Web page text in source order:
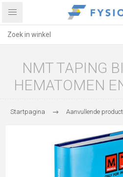
NMT TAPING
HEMATOMEN
Startpagina Aanvullende